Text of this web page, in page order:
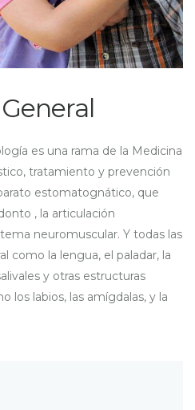
es una rama de la Medicina
tratamiento y prevención
estomatognático, que
, la articulación
neuromuscular. Y todas las
como la lengua, el paladar, la
y otras estructuras
los labios, las amígdalas, y la